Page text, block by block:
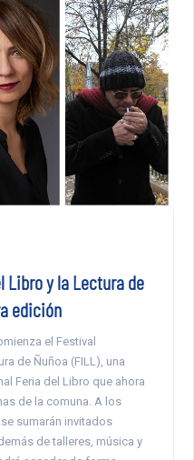
Libro y la Lectura de
edición
el Festival
de Ñuñoa (FILL), una
Feria del Libro que ahora
de la comuna. A los
sumarán invitados
de talleres, música y